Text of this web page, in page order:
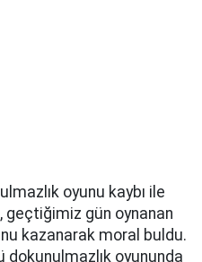
oyunu kaybı ile
geçtiğimiz gün oynanan
kazanarak moral buldu.
dokunulmazlık oyununda